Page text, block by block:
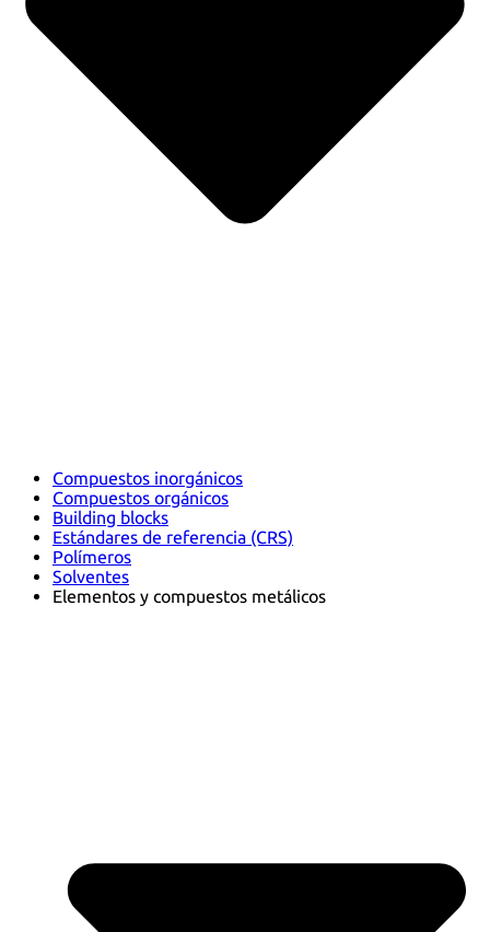
Compuestos inorgánicos
Compuestos orgánicos
Building blocks
Estándares de referencia (CRS)
Polímeros
Solventes
Elementos y compuestos metálicos